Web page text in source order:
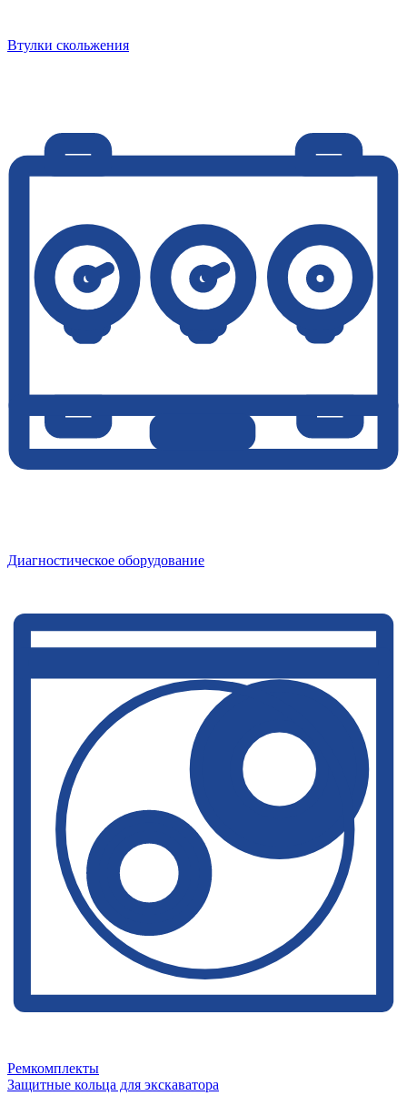
Втулки скольжения
Диагностическое оборудование
Ремкомплекты
Защитные кольца для экскаватора